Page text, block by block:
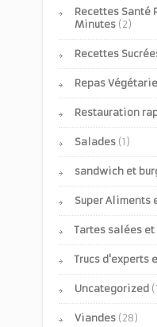
Recettes Santé
Minutes (2)
Recettes
Repas
Restauration
Salades (1)
sandwich et
Super Aliments
Tartes salées et
Trucs d'experts
Uncategorized
Viandes (28)